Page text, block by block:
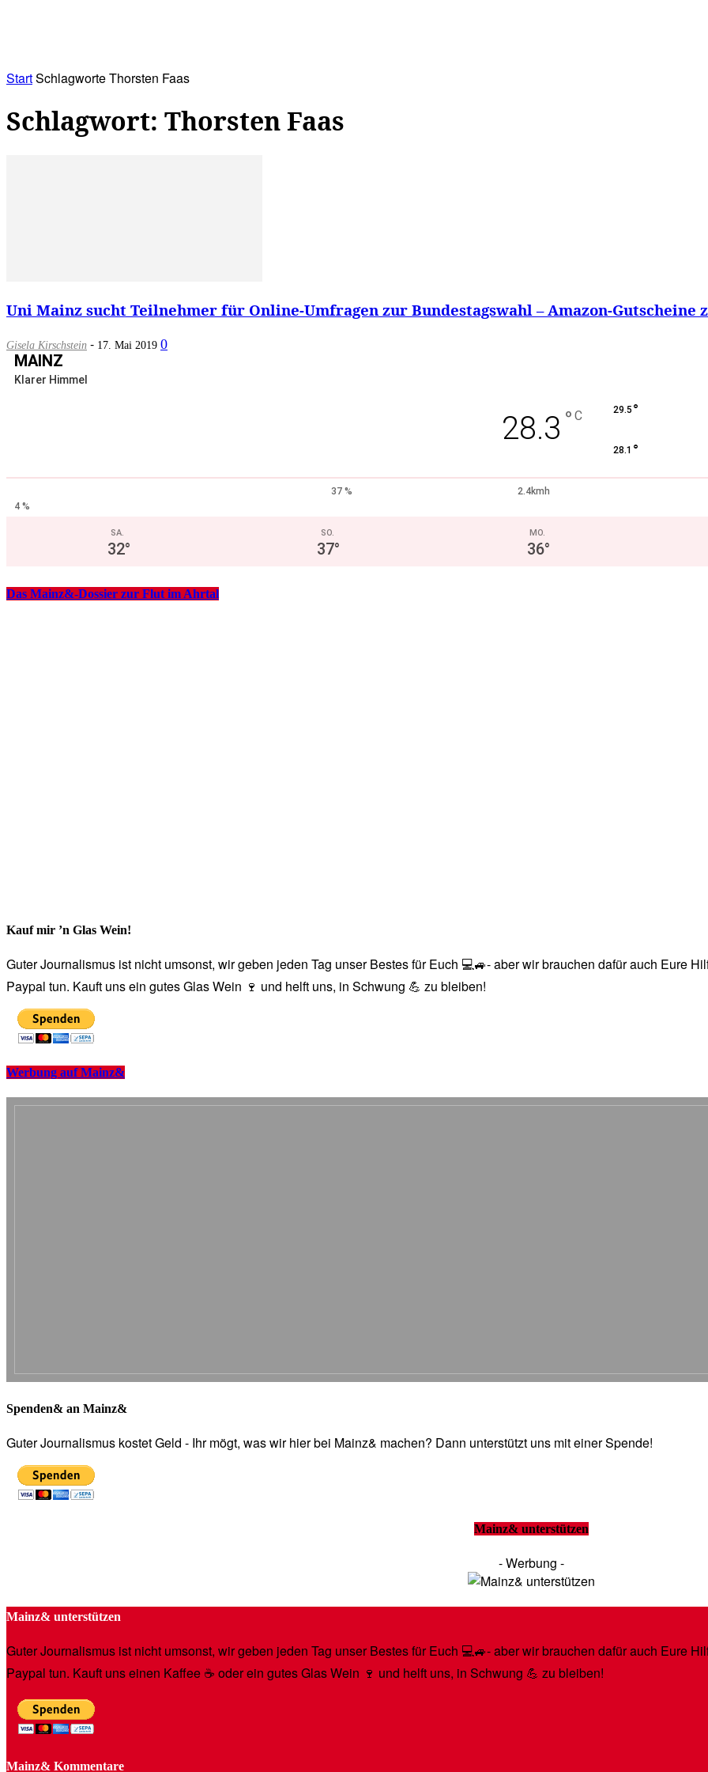
StartSchlagworteThorsten Faas
Schlagwort: Thorsten Faas
Uni Mainz sucht Teilnehmer für Online-Umfragen zur Bundestagswahl – Amazon-Gutscheine
Gisela Kirschstein - 17. Mai 2019 0
MAINZ
Klarer Himmel
28.3 ° C 29.5 °
28.1 °
37 %
2.4kmh
4 %
SA.
32°
SO.
37°
MO.
36°
Das Mainz&-Dossier zur Flut im Ahrtal
Kauf mir ’n Glas Wein!
Guter Journalismus ist nicht umsonst, wir geben jeden Tag unser Bestes für Euch 💻🚙- aber wir brauchen dafür auch Eure
Paypal tun. Kauft uns ein gutes Glas Wein 🍷 und helft uns, in Schwung 💪 zu bleiben!
Werbung auf Mainz&
Spenden& an Mainz&
Guter Journalismus kostet Geld - Ihr mögt, was wir hier bei Mainz& machen? Dann unterstützt uns mit einer Spende!
Mainz& unterstützen
- Werbung -
Mainz& unterstützen
Guter Journalismus ist nicht umsonst, wir geben jeden Tag unser Bestes für Euch 💻🚙- aber wir brauchen dafür auch Eure
Paypal tun. Kauft uns einen Kaffee ☕️ oder ein gutes Glas Wein 🍷 und helft uns, in Schwung 💪 zu bleiben!
Mainz& Kommentare